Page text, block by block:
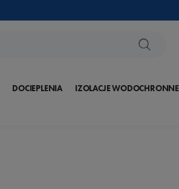
DOCIEPLENIA IZOLACJE WODOCHRONNE